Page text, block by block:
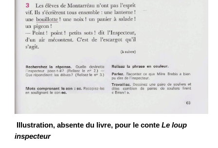
Illustration, absente du livre, pour le conte Le loup
inspecteur